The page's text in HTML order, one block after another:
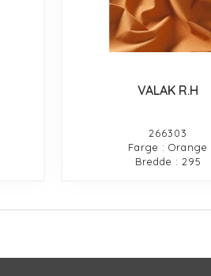
VALAK R.H
266303
Farge : Orange
Bredde : 295